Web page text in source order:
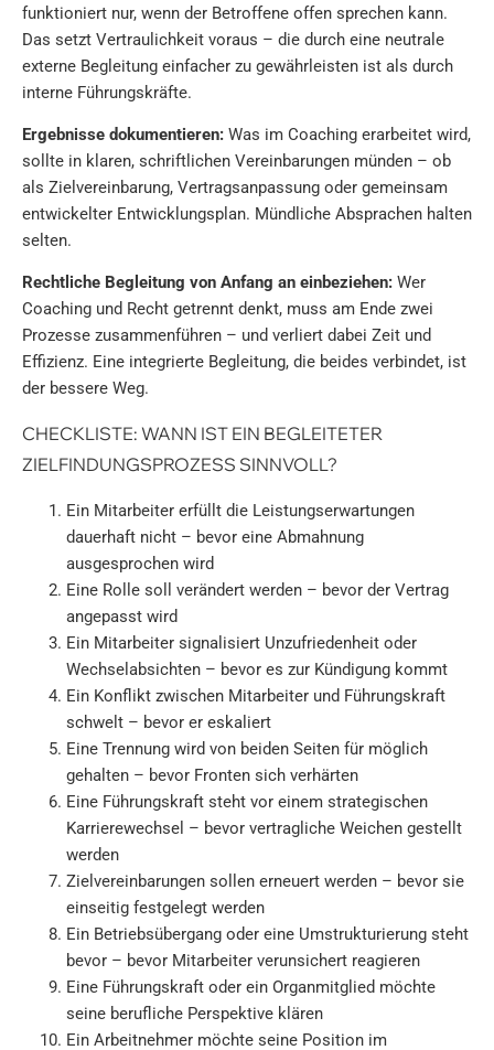
funktioniert nur, wenn der Betroffene offen sprechen kann.
Das setzt Vertraulichkeit voraus – die durch eine neutrale
externe Begleitung einfacher zu gewährleisten ist als durch
interne Führungskräfte.
Ergebnisse dokumentieren: Was im Coaching erarbeitet wird,
sollte in klaren, schriftlichen Vereinbarungen münden – ob
als Zielvereinbarung, Vertragsanpassung oder gemeinsam
entwickelter Entwicklungsplan. Mündliche Absprachen halten
selten.
Rechtliche Begleitung von Anfang an einbeziehen: Wer
Coaching und Recht getrennt denkt, muss am Ende zwei
Prozesse zusammenführen – und verliert dabei Zeit und
Effizienz. Eine integrierte Begleitung, die beides verbindet, ist
der bessere Weg.
CHECKLISTE: WANN IST EIN BEGLEITETER
ZIELFINDUNGSPROZESS SINNVOLL?
Ein Mitarbeiter erfüllt die Leistungserwartungen
dauerhaft nicht – bevor eine Abmahnung
ausgesprochen wird
Eine Rolle soll verändert werden – bevor der Vertrag
angepasst wird
Ein Mitarbeiter signalisiert Unzufriedenheit oder
Wechselabsichten – bevor es zur Kündigung kommt
Ein Konflikt zwischen Mitarbeiter und Führungskraft
schwelt – bevor er eskaliert
Eine Trennung wird von beiden Seiten für möglich
gehalten – bevor Fronten sich verhärten
Eine Führungskraft steht vor einem strategischen
Karrierewechsel – bevor vertragliche Weichen gestellt
werden
Zielvereinbarungen sollen erneuert werden – bevor sie
einseitig festgelegt werden
Ein Betriebsübergang oder eine Umstrukturierung steht
bevor – bevor Mitarbeiter verunsichert reagieren
Eine Führungskraft oder ein Organmitglied möchte
seine berufliche Perspektive klären
Ein Arbeitnehmer möchte seine Position im